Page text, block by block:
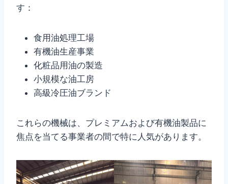
す：
食用油処理工場
有機油生産事業
化粧品用油の製造
小規模な油工房
高級冷圧油ブランド
これらの機械は、プレミアムおよび有機油製品に
焦点を当てる事業者の間で特に人気があります。